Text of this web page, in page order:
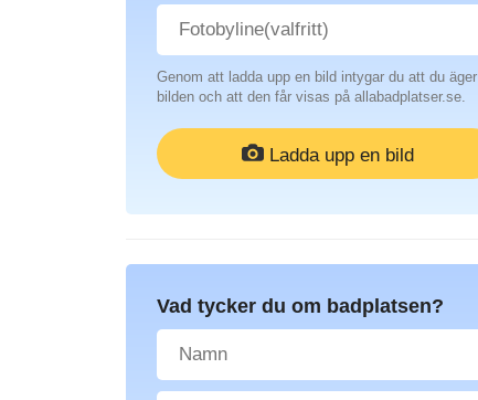
Genom att ladda upp en bild intygar du att du äger
bilden och att den får visas på allabadplatser.se.
Ladda upp en bild
Vad tycker du om badplatsen?